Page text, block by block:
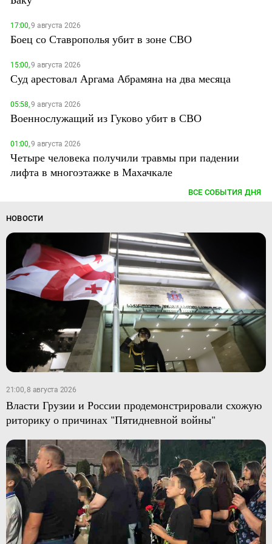
17:00,9 августа 2026
Боец со Ставрополья убит в зоне СВО
15:00,9 августа 2026
Суд арестовал Аргама Абрамяна на два месяца
05:58,9 августа 2026
Военнослужащий из Гуково убит в СВО
01:00,9 августа 2026
Четыре человека получили травмы при падении
лифта в многоэтажке в Махачкале
ВСЕ СОБЫТИЯ ДНЯ
НОВОСТИ
21:00, 8 августа 2026
Власти Грузии и России продемонстрировали схожую
риторику о причинах "Пятидневной войны"